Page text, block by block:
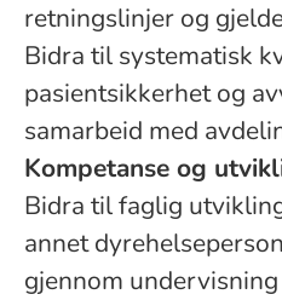
retningslinjer og
Bidra til systematisk
pasientsikkerhet og
samarbeid med
Kompetanse og
Bidra til faglig
annet
gjennom